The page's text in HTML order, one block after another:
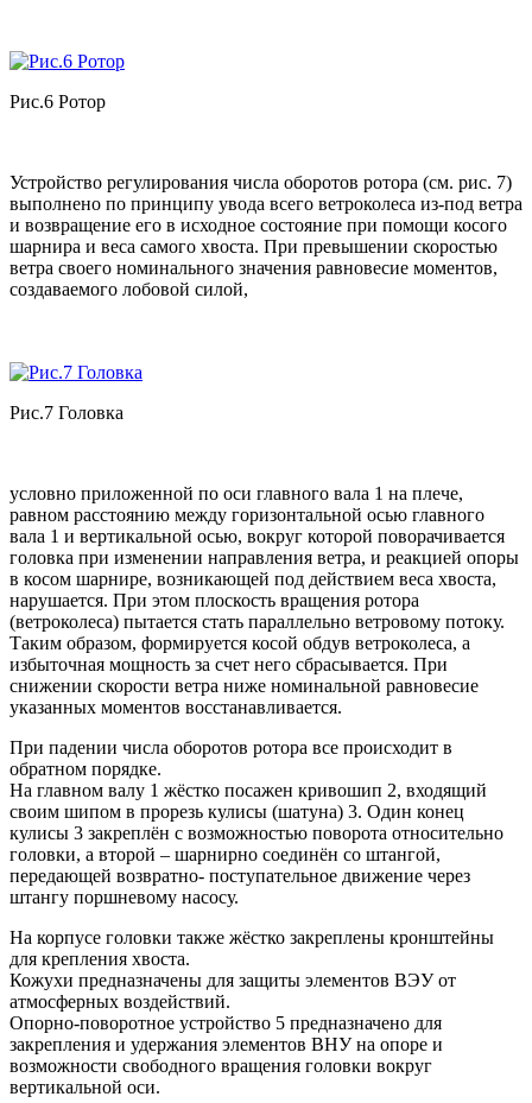
Рис.6 Ротор
Устройство регулирования числа оборотов ротора (см. рис. 7)
выполнено по принципу увода всего ветроколеса из-под ветра
и возвращение его в исходное состояние при помощи косого
шарнира и веса самого хвоста. При превышении скоростью
ветра своего номинального значения равновесие моментов,
создаваемого лобовой силой,
Рис.7 Головка
условно приложенной по оси главного вала 1 на плече,
равном расстоянию между горизонтальной осью главного
вала 1 и вертикальной осью, вокруг которой поворачивается
головка при изменении направления ветра, и реакцией опоры
в косом шарнире, возникающей под действием веса хвоста,
нарушается. При этом плоскость вращения ротора
(ветроколеса) пытается стать параллельно ветровому потоку.
Таким образом, формируется косой обдув ветроколеса, а
избыточная мощность за счет него сбрасывается. При
снижении скорости ветра ниже номинальной равновесие
указанных моментов восстанавливается.
При падении числа оборотов ротора все происходит в
обратном порядке.
На главном валу 1 жёстко посажен кривошип 2, входящий
своим шипом в прорезь кулисы (шатуна) 3. Один конец
кулисы 3 закреплён с возможностью поворота относительно
головки, а второй – шарнирно соединён со штангой,
передающей возвратно- поступательное движение через
штангу поршневому насосу.
На корпусе головки также жёстко закреплены кронштейны
для крепления хвоста.
Кожухи предназначены для защиты элементов ВЭУот
атмосферных воздействий.
Опорно-поворотное устройство 5 предназначено для
закрепления и удержания элементов ВНУна опоре и
возможности свободного вращения головки вокруг
вертикальной оси.